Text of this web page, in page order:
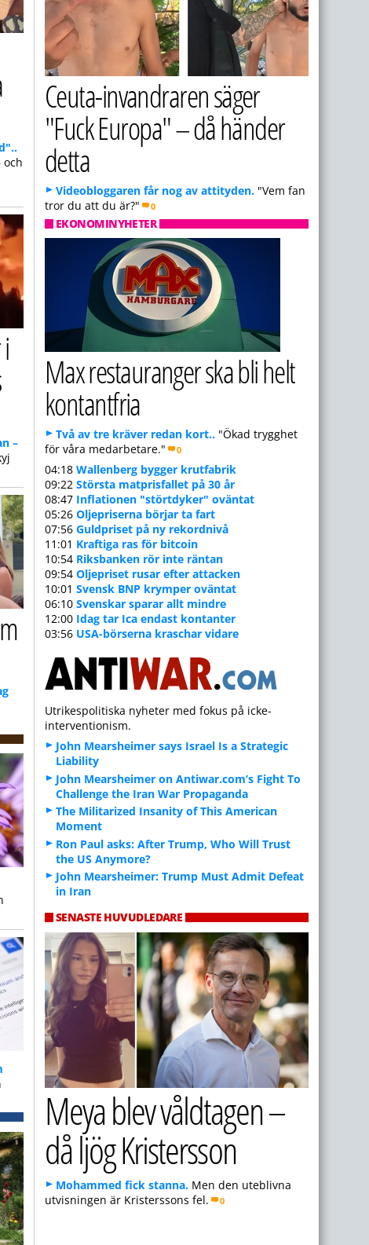
Ceuta-invandraren säger
"Fuck Europa" – då händer
detta
Videobloggaren får nog av attityden. "Vem fan
tror du att du är?"
0
EKONOMINYHETER
Max restauranger ska bli helt
kontantfria
Två av tre kräver redan kort.. "Ökad trygghet
för våra medarbetare."
0
04:18 Wallenberg bygger krutfabrik
09:22 Största matprisfallet på 30 år
08:47 Inflationen "störtdyker" oväntat
05:26 Oljepriserna börjar ta fart
07:56 Guldpriset på ny rekordnivå
11:01 Kraftiga ras för bitcoin
10:54 Riksbanken rör inte räntan
09:54 Oljepriset rusar efter attacken
10:01 Svensk BNP krymper oväntat
06:10 Svenskar sparar allt mindre
12:00 Idag tar Ica endast kontanter
03:56 USA-börserna kraschar vidare
Utrikespolitiska nyheter med fokus på icke-
interventionism.
John Mearsheimer says Israel Is a Strategic
Liability
John Mearsheimer on Antiwar.com’s Fight To
Challenge the Iran War Propaganda
The Militarized Insanity of This American
Moment
Ron Paul asks: After Trump, Who Will Trust
the US Anymore?
John Mearsheimer: Trump Must Admit Defeat
in Iran
SENASTE HUVUDLEDARE
Meya blev våldtagen –
då ljög Kristersson
Mohammed fick stanna. Men den uteblivna
utvisningen är Kristerssons fel.
0
och
i
–